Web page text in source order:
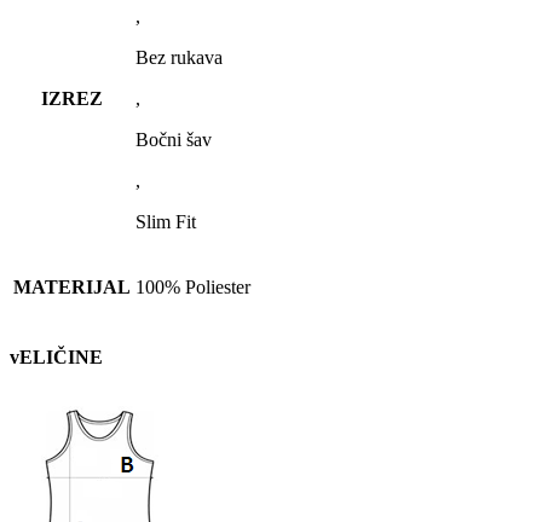
IZREZ
,
Bez rukava
,
Bočni šav
,
Slim Fit
MATERIJAL 100% Poliester
vELIČINE